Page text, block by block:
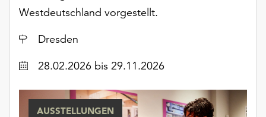
Westdeutschland vorgestellt.
Ort
Dresden
Datum28.02.2026 bis 29.11.2026
AUSSTELLUNGEN